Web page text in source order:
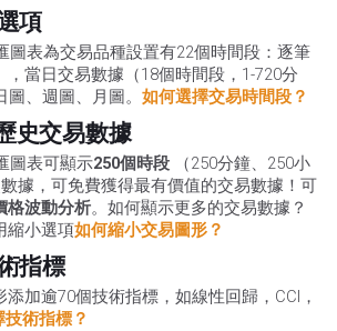
項
圖表為交易品種設置有22個時間段：逐筆
當日交易數據（18個時間段，1-720分
、週圖、月圖。 如何選擇交易時間段？
史交易數據
圖表可顯示250個時段 （250分鐘、250小
據，可免費獲得最有價值的交易數據！可
格波動分析。如何顯示更多的交易數據？
縮小選項如何縮小交易圖形？
指標
加逾70個技術指標，如線性回歸，CCI，
術指標？